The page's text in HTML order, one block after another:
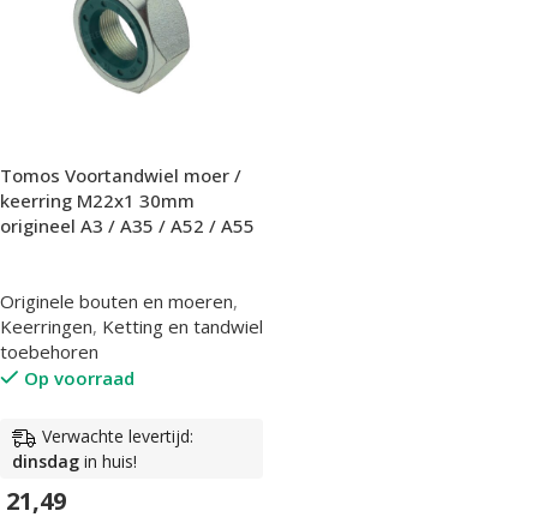
Tomos Voortandwiel moer /
keerring M22x1 30mm
origineel A3 / A35 / A52 / A55
Originele bouten en moeren,
Keerringen, Ketting en tandwiel
toebehoren
Op voorraad
Verwachte levertijd:
dinsdag in huis!
21,49